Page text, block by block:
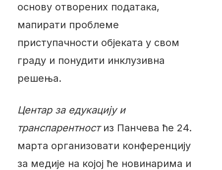
основу отворених података,
мапирати проблеме
приступачности објеката у свом
граду и понудити инклузивна
решења.
Центар за едукацију и
транспарентностиз Панчева ће 24.
марта организовати конференцију
за медије на којој ће новинарима и